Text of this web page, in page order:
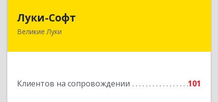
Луки-Софт
Великие Луки
Клиентов на сопровождении 101
182113, Псковская обл, Великие Луки г,